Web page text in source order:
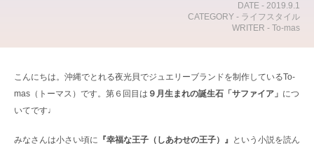
DATE - 2019.9.1
CATEGORY - ライフスタイル
WRITER - To-mas
こんにちは。沖縄でとれる夜光貝でジュエリーブランドを制作しているTo-
mas（トーマス）です。第６回目は ９月生まれの誕生石「サファイア」 につ
いてです♩
みなさんは小さい頃に 『幸福な王子（しあわせの王子）』 という小説を読ん